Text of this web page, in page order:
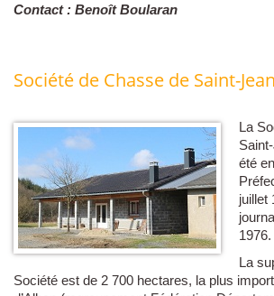
Contact : Benoît Boularan
Société de Chasse de Saint-
La
été
juillet
1976.
La
Société est de 2 700 hectares, la plus